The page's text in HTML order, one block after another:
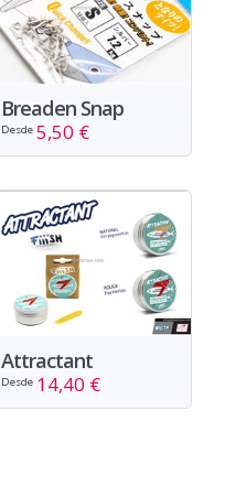
Breaden Snap
Desde 5,50 €
Attractant
Desde 14,40 €